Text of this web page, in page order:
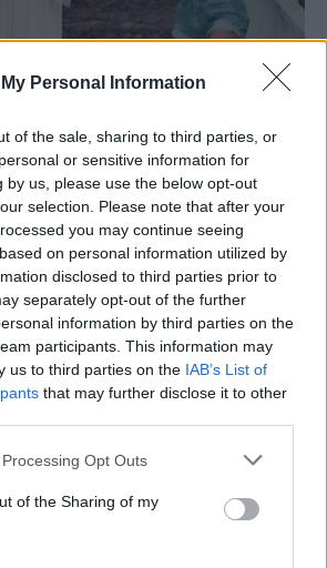
Personal Information
of the sale, sharing to third parties, or
or sensitive information for
by us, please use the below opt-out
selection. Please note that after your
you may continue seeing
on personal information utilized by
disclosed to third parties prior to
separately opt-out of the further
information by third parties on the
participants. This information may
us to third parties on the IAB’s List of
that may further disclose it to other
Opt Outs
of the Sharing of my